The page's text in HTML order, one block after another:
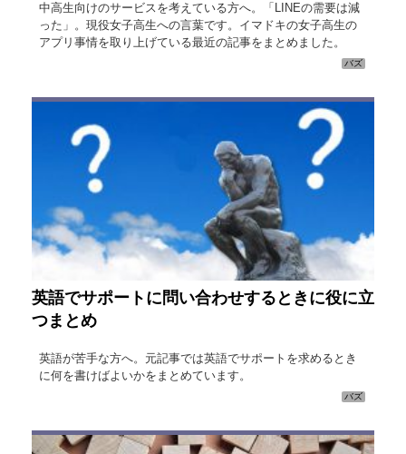
中高生向けのサービスを考えている方へ。「LINEの需要は減
った」。現役女子高生への言葉です。イマドキの女子高生の
アプリ事情を取り上げている最近の記事をまとめました。
バズ
英語でサポートに問い合わせするときに役に立
つまとめ
英語が苦手な方へ。元記事では英語でサポートを求めるとき
に何を書けばよいかをまとめています。
バズ